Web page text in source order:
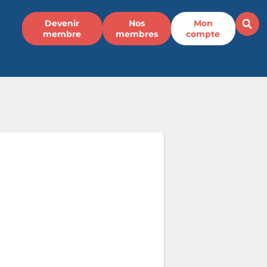
Devenir
membre
Nos
membres
Mon
compte